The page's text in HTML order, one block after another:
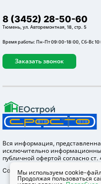
8 (3452) 28-50-60
Тюмень, ул. Авторемонтная, 18, стр. 5
Время работы: Пн-Пт 09:00-18:00, Сб-Вс
Заказать звонок
Вся информация,
исключительно
публичной офертой согласно
Copyright © 2012-2026
Мы используем cookie-
Продолжая пользоваться